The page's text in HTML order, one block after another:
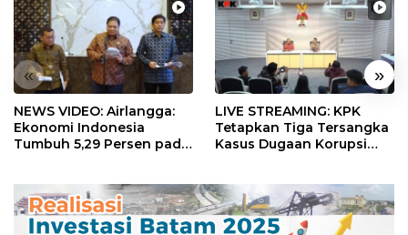
« »
NEWS VIDEO: Airlangga:
Ekonomi Indonesia
Tumbuh 5,29 Persen pada
LIVE STREAMING: KPK
Tetapkan Tiga Tersangka
Kasus Dugaan Korupsi